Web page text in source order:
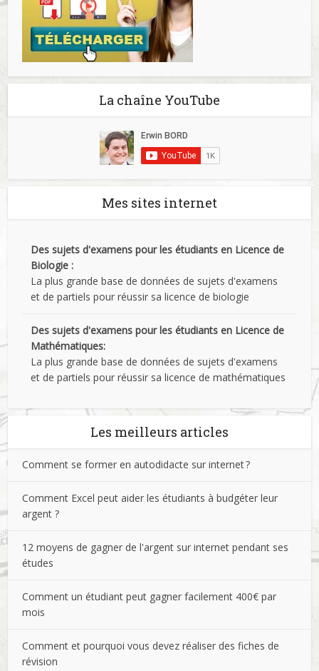
La chaîne YouTube
Mes sites internet
Des sujets d'examens pour les étudiants en Licence de
Biologie :
La plus grande base de données de sujets d'examens
et de partiels pour réussir sa licence de biologie
Des sujets d'examens pour les étudiants en Licence de
Mathématiques:
La plus grande base de données de sujets d'examens
et de partiels pour réussir sa licence de mathématiques
Les meilleurs articles
Comment se former en autodidacte sur internet ?
Comment Excel peut aider les étudiants à budgéter leur
argent ?
12 moyens de gagner de l'argent sur internet pendant ses
études
Comment un étudiant peut gagner facilement 400€ par
mois
Comment et pourquoi vous devez réaliser des fiches de
révision